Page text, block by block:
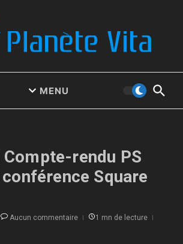
MENU
Compte-rendu PS
Square
Aucun commentaire
1 mn de lecture